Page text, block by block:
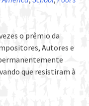
o prêmio da
Autores e
que resistiram à